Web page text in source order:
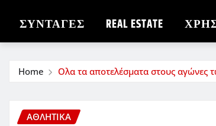
ΣΥΝΤΑΓΈΣ REAL ESTATE
Home Ολα τα αποτελέσματα στους αγώνες
ΑΘΛΗΤΙΚΑ